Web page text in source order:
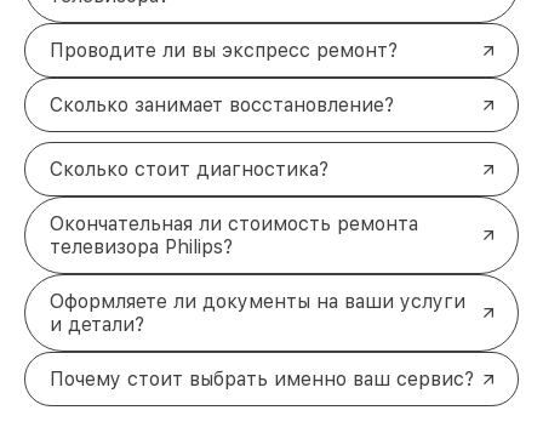
Проводите ли вы экспресс ремонт?
Сколько занимает восстановление?
Сколько стоит диагностика?
Окончательная ли стоимость ремонта
телевизора Philips?
Оформляете ли документы на ваши услуги
и детали?
Почему стоит выбрать именно ваш сервис?